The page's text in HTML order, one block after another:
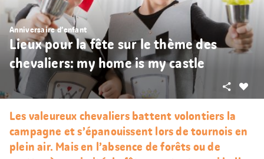
Anniversaire d’enfant
Lieux pour la fête sur le thème des
chevaliers: my home is my castle
Partager
Les valeureux chevaliers battent volontiers la
campagne et s’épanouissent lors de tournois en
plein air. Mais en l’absence de forêts ou de